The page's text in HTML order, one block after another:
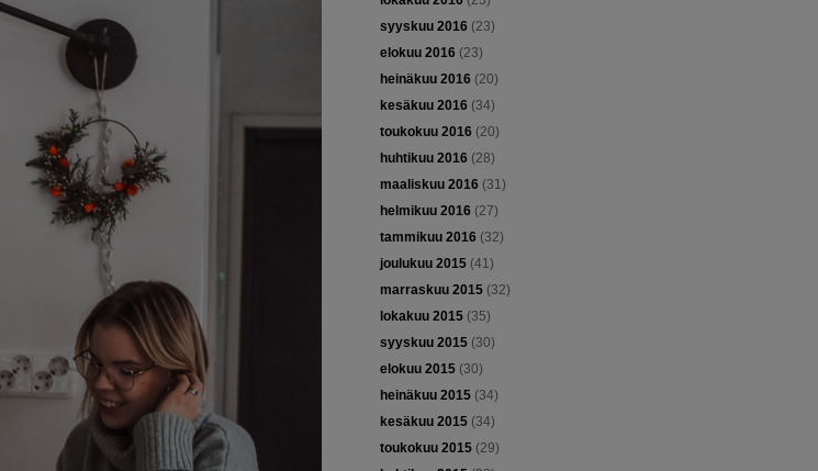
syyskuu 2016 (23)
elokuu 2016 (23)
heinäkuu 2016 (20)
kesäkuu 2016 (34)
toukokuu 2016 (20)
huhtikuu 2016 (28)
maaliskuu 2016 (31)
helmikuu 2016 (27)
tammikuu 2016 (32)
joulukuu 2015(41)
marraskuu 2015(32)
lokakuu 2015(35)
syyskuu 2015(30)
elokuu 2015(30)
heinäkuu 2015(34)
kesäkuu 2015(34)
toukokuu 2015(29)